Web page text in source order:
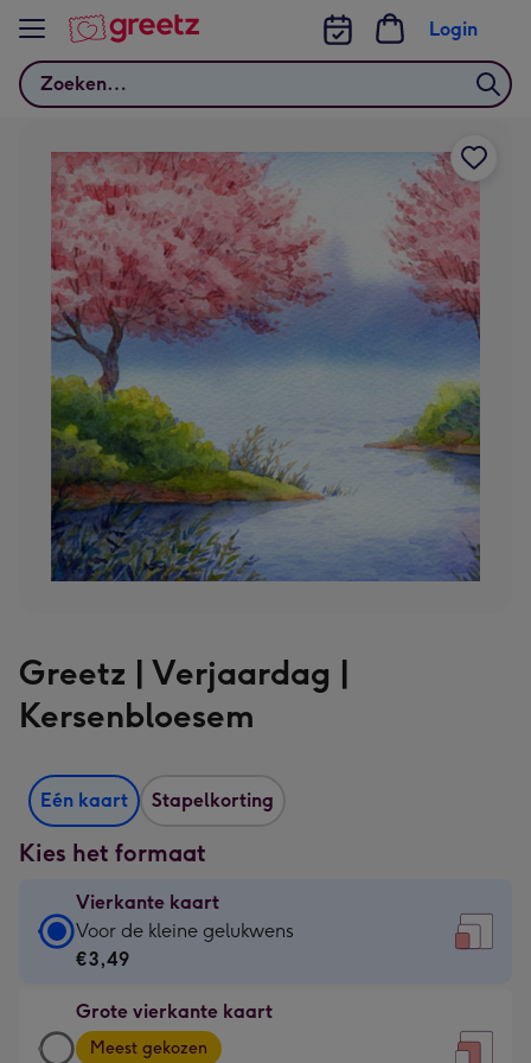
Bekijk meer
Zoeken
Login
Greetz | Verjaardag |
Kersenbloesem
Eén kaart Stapelkorting
Kies het formaat
Vierkante kaart
Vierkante
kaart
€3,49
-
Voor de kleine gelukwens
€3,49
Grote vierkante kaart
Grote
Meest gekozen